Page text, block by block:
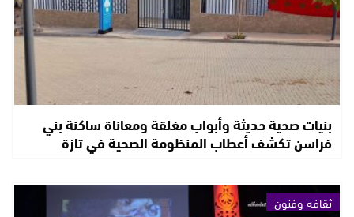
بنيات صحية حديثة وأبواب مغلقة ومعاناة ساكنة بني
فراسن تكشف أعطاب المنظومة الصحية في تازة
ثقافة وفنون